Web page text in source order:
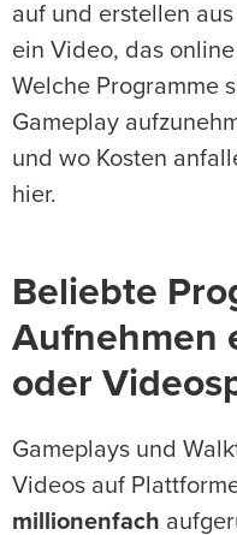
auf und erstellen
ein Video, das
Welche Programme
Gameplay
und wo Kosten
hier.
Beliebte
Aufnehmen
oder
Gameplays und
Videos auf
millionenfach